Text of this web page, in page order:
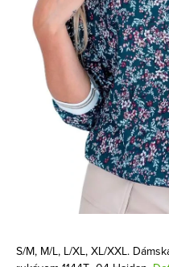
S/M, M/L, L/XL, XL/XXL.